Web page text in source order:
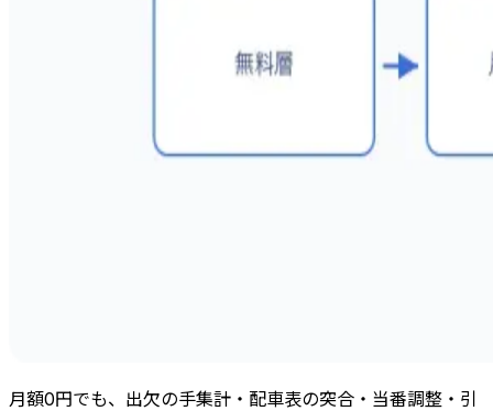
月額0円でも、出欠の手集計・配車表の突合・当番調整・引